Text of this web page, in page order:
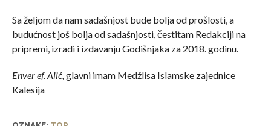
Sa željom da nam sadašnjost bude bolja od prošlosti, a
budućnost još bolja od sadašnjosti, čestitam Redakciji na
pripremi, izradi i izdavanju Godišnjaka za 2018. godinu.
Enver ef. Alić,glavni imam Medžlisa Islamske zajednice
Kalesija